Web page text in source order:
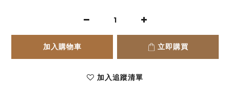
加入購物車 立即購買
加入追蹤清單